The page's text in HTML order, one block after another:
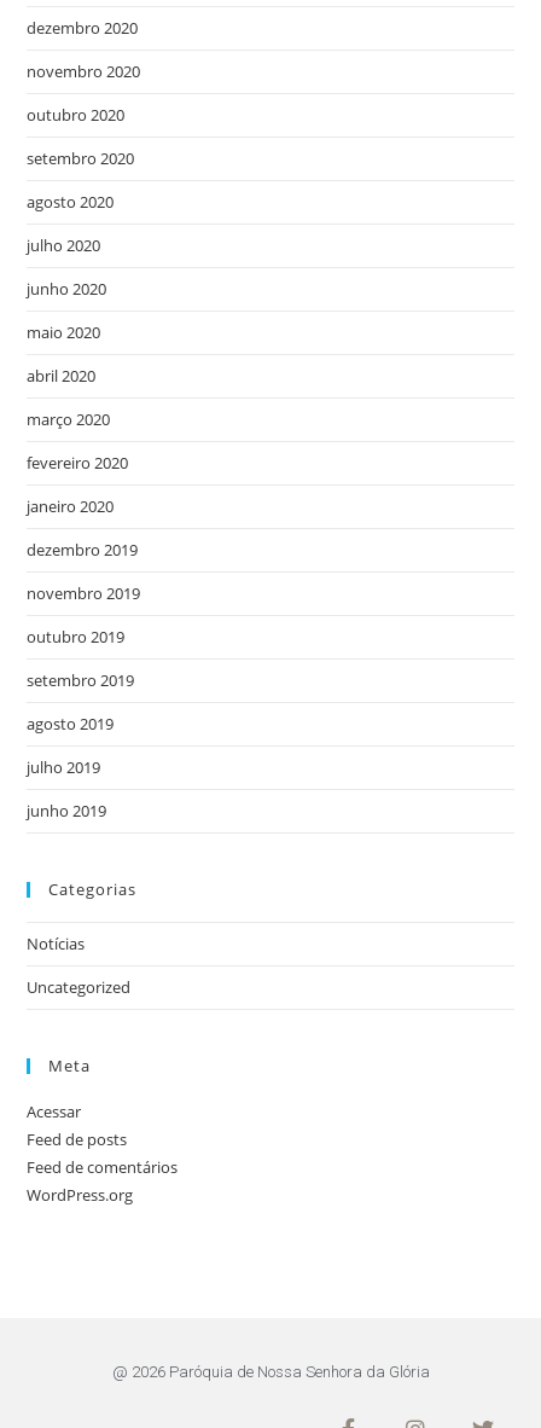
dezembro 2020
novembro 2020
outubro 2020
setembro 2020
agosto 2020
julho 2020
junho 2020
maio 2020
abril 2020
março 2020
fevereiro 2020
janeiro 2020
dezembro 2019
novembro 2019
outubro 2019
setembro 2019
agosto 2019
julho 2019
junho 2019
Categorias
Notícias
Uncategorized
Meta
Acessar
Feed de posts
Feed de comentários
WordPress.org
@ 2026 Paróquia de Nossa Senhora da Glória